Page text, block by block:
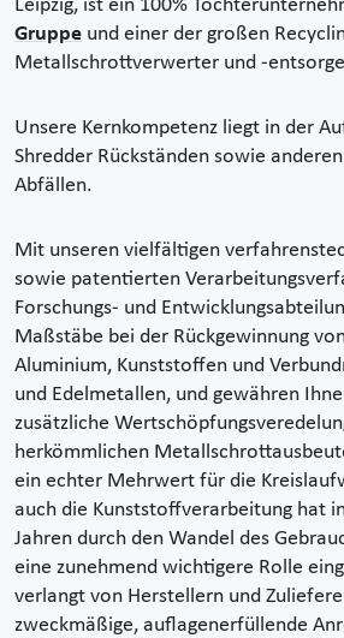
Leipzig, ist ein 100%
Gruppe und einer der großen
Metallschrottverwerter und -
Unsere Kernkompetenz liegt in der
Shredder Rückständen sowie
Abfällen.
Mit unseren vielfältigen
sowie patentierten
Forschungs- und
Maßstäbe bei der Rückgewinnung
Aluminium, Kunststoffen und
und Edelmetallen, und gewähren
zusätzliche
herkömmlichen
ein echter Mehrwert für die
auch die Kunststoffverarbeitung hat
Jahren durch den Wandel des
eine zunehmend wichtigere Rolle
verlangt von Herstellern und
zweckmäßige, auflagenerfüllende